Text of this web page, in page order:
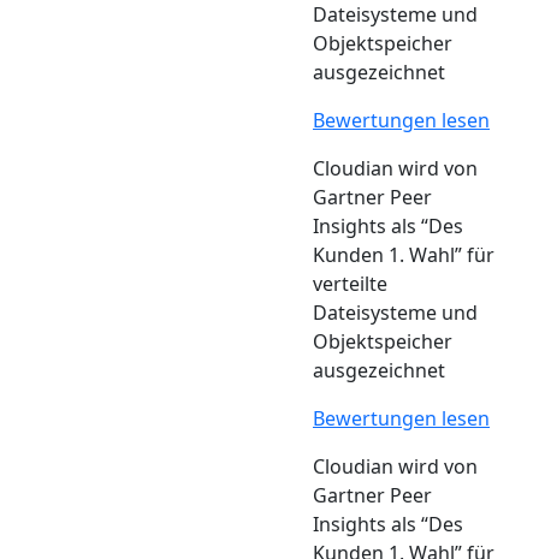
Dateisysteme und
Objektspeicher
ausgezeichnet
Bewertungen lesen
Cloudian wird von
Gartner Peer
Insights als “Des
Kunden 1. Wahl” für
verteilte
Dateisysteme und
Objektspeicher
ausgezeichnet
Bewertungen lesen
Cloudian wird von
Gartner Peer
Insights als “Des
Kunden 1. Wahl” für